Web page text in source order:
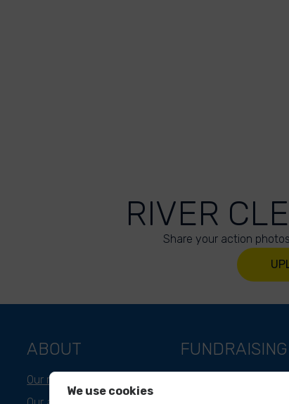
RIVER
Share your action
ABOUT
Our mission
FUNDRAISING
We use cookies